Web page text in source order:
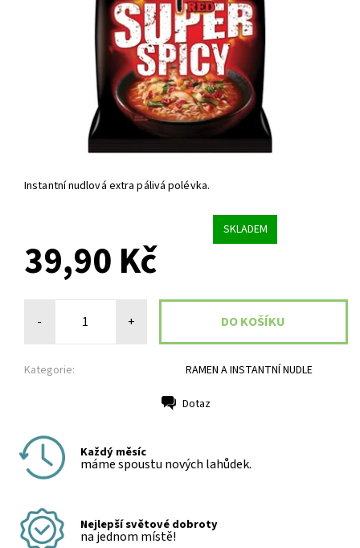
Instantní nudlová extra pálivá polévka.
SKLADEM
39,90 Kč
- +
Kategorie: RAMEN A INSTANTNÍ NUDLE
Dotaz
Každý měsíc
máme spoustu nových lahůdek.
Nejlepší světové dobroty
na jednom místě!